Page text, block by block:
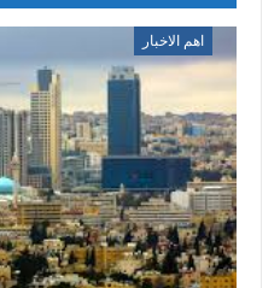
اهم الاخبار